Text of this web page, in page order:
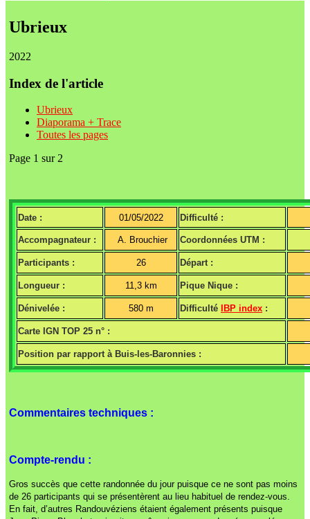
Ubrieux
2022
Index de l'article
Ubrieux
Diaporama + Trace
Toutes les pages
Page 1 sur 2
Date : 01/05/2022 Difficulté :
Accompagnateur : A. Brouchier Coordonnées UTM :
Participants : 26 Départ :
Longueur : 11,3 km Pique Nique :
Dénivelée : 580 m Difficulté IBP index :
Carte IGN TOP 25 n° :
Position par rapport à Buis-les-Baronnies :
Commentaires techniques :
Compte-rendu :
Gros succès que cette randonnée du jour puisque ce ne sont pas moins
de 26 participants qui se présentèrent au lieu habituel de rendez-vous.
En fait, d’autres Randouvéziens étaient également présents puisque